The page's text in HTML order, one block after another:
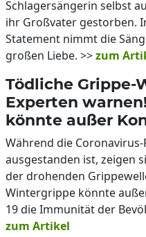
Schlagersängerin selbst
ihr Großvater gestorben.
Statement nimmt die
großen Liebe. >>zum
Tödliche Grippe-
Experten
könnte außer
Während die
ausgestanden ist, zeigen
der drohenden
Wintergrippe könnte
19 die Immunität der
zum Artikel